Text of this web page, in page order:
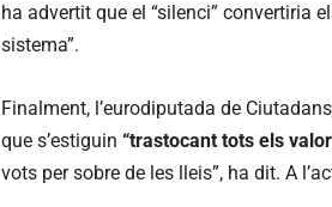
ha advertit que el “silenci” convertiria
sistema”.
Finalment, l’eurodiputada de
que s’estiguin “trastocant tots els
vots per sobre de les lleis”, ha dit. A